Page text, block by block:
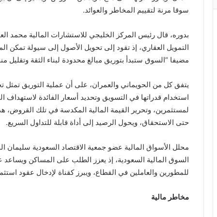
سوقا مرنة لتقييم المخاطر والعوائد.
بدوره، قال رئيس المركز الخليجي للاستشارات المالية محمد
التمويل العقاري، إذ تقود إلى تحويل الأصول إلى سيولة
مضيفا “السوق ستبدأ بتوريق مبالغ محدودة لبناء الثقة
يتفق كل من الحويماني والعمران، على أن عملية التوريق
استخدام قدراتها في التسويق وتحديد أسعار الفائدة لاستهداف
لمستثمرين، وتحرير القيمة المالية المكدسة في تلك القروض،
حتى الاستحقاق، ويحول الرصيد إلى أداة قابلة للتداول السريع.
محلل الأسواق المالية عضو جمعية الاقتصاد السعودية سليمان
السوق المالية السعودية، إذ يعزز الطلب على المساكن
للمطورين والعاملين في القطاع، ويبرز كقناة لإدخال عقود
مخاطر مالية